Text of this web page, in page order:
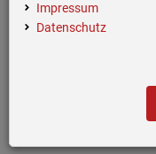
Impressum
Datenschutz